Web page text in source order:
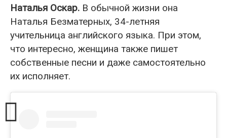
Наталья Оскар. В обычной жизни она
Наталья Безматерных, 34-летняя
учительница английского языка. При этом,
что интересно, женщина также пишет
собственные песни и даже самостоятельно
их исполняет.